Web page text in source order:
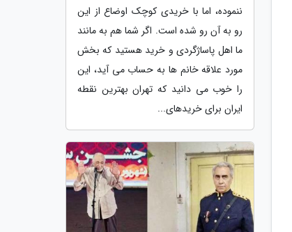
ننموده، اما با خریدی کوچک اوضاع از این
رو به آن رو شده است. اگر شما هم به مانند
ما اهل پاساژگردی و خرید هستید که بخش
مورد علاقه خانم ها به حساب می آید، این
را خوب می دانید که تهران بهترین نقطه
ایران برای خریدهای...